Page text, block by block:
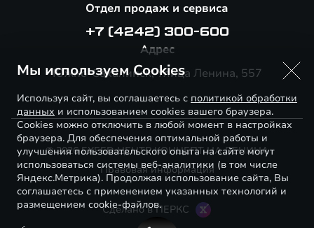
Отдел продаж и сервиса
+7 (4242) 300-600
Адрес
Южно-Сахалинск, Улица Ленина, 557
© 2026 EXEED ЦЕНТР КОНЦЕПТ НА ЛЕНИНА
Правовая информация
Сделано в ПЕРКС
Мы используем Cookies
Используя сайт, вы соглашаетесь с политикой обработки
данных и использованием cookies вашего браузера.
Cookies можно отключить в любой момент в настройках
браузера. Для обеспечения оптимальной работы и
улучшения пользовательского опыта на сайте могут
использоваться системы веб-аналитики (в том числе
Яндекс.Метрика). Продолжая использование сайта, Вы
соглашаетесь с применением указанных технологий и
размещением cookie-файлов.